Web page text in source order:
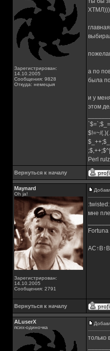
Зарегистрирован:
14.10.2005
Сообщения: 9828
Откуда: немецыя
а по
была
и у
этом
$!=~/
Perl
Вернуться к началу
Maynard
Oh ja!
Зарегистрирован:
14.10.2005
Сообщения: 2791
мне
Вернуться к началу
ALuserX
псих-одиночка
только